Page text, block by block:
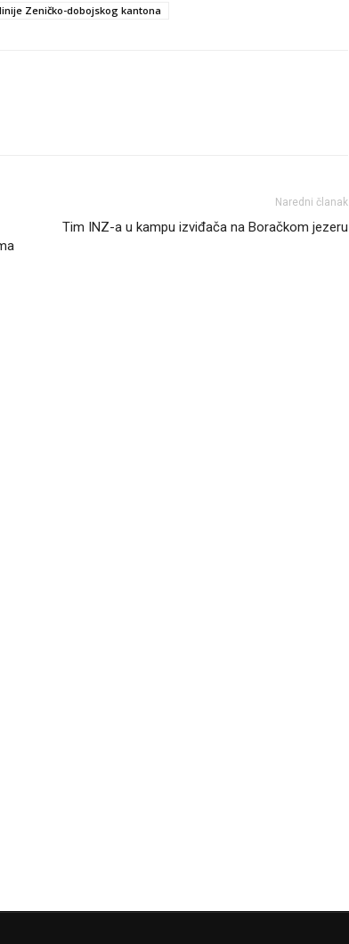
Zeničko-dobojskog kantona
Naredni članak
Tim INZ-a u kampu izviđača na Boračkom jezeru